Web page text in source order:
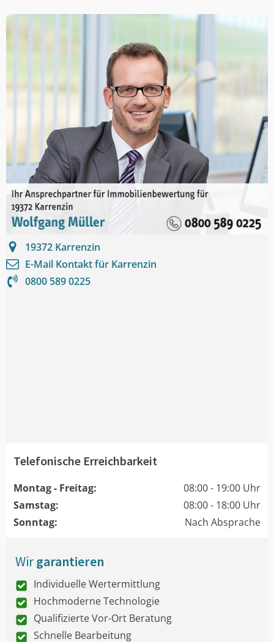
19372 Karrenzin
E-Mail Kontakt für Karrenzin
0800 589 0225
Telefonische Erreichbarkeit
Montag - Freitag:
08:00 - 19:00 Uhr
Samstag:
08:00 - 18:00 Uhr
Sonntag:
Nach Absprache
Wirgarantieren
Individuelle Wertermittlung
Hochmoderne Technologie
Qualifizierte Vor-Ort Beratung
Schnelle Bearbeitung